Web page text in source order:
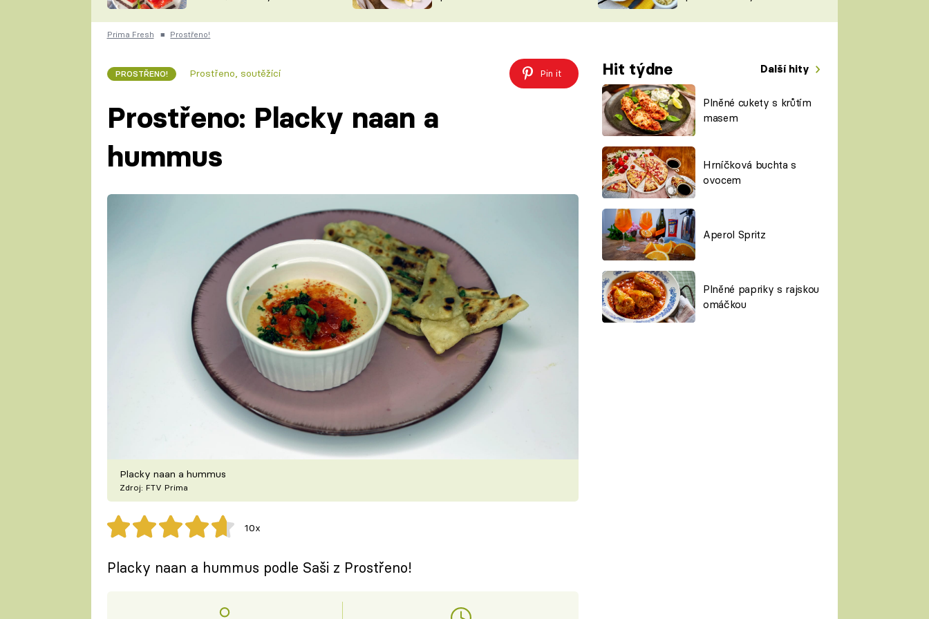
ČESKO NA TALÍŘI
KUCHAŘKA
VYCHYTÁVKY
ŠÉFREDAKTORKY
ČASOPIS
Prima Fresh ■ Prostřeno!
PROSTŘENO! Prostřeno, soutěžící Pin it Hit týdne Další hity
Plněné cukety s krůtím
masem
Hrníčková buchta s
ovocem
Aperol Spritz
Plněné papriky s rajskou
omáčkou
Prostřeno: Placky naan a
hummus
Placky naan a hummus
Zdroj: FTV Prima
10x
Placky naan a hummus podle Saši z Prostřeno!